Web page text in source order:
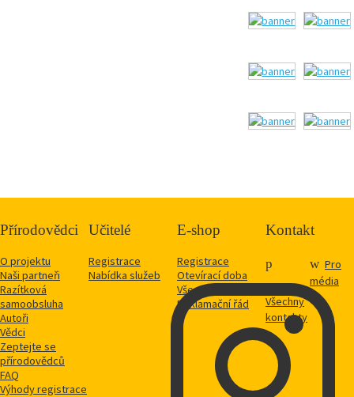
Přírodovědci
O projektu
Naši partneři
Razítková
samoobsluha
Autoři
Vědci
Zeptejte se
přírodovědců
FAQ
Výhody registrace
Učitelé
Registrace
Nabídka služeb
E-shop
Registrace
Otevírací doba
Vše o nákupu
Reklamační řád
Kontakt
Všechny
kontakty
Pro
média